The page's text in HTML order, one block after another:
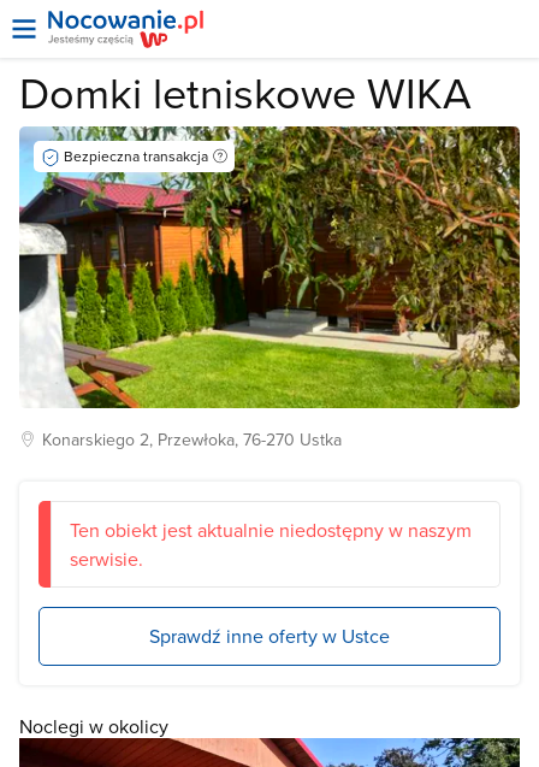
Domki letniskowe WIKA
Bezpieczna transakcja
Konarskiego2, Przewłoka, 76-270 Ustka
Ten obiekt jest aktualnie niedostępny w naszym
serwisie.
Sprawdź inne oferty w Ustce
Noclegi w okolicy